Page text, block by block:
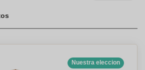
Nuestra eleccion